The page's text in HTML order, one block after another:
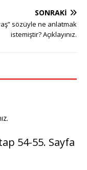
p
n
g
e
SONRAKI
sözüyle ne anlatmak
istemiştir? Açıklayınız.
.
54-55. Sayfa